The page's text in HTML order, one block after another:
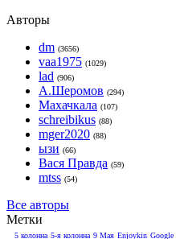
Авторы
dm (3656)
vaa1975 (1029)
lad (906)
А.Шеромов (294)
Махачкала (107)
schreibikus (88)
mger2020 (88)
ызи (66)
Вася Правда (59)
mtss (54)
Все авторы
Метки
5 колонна 5-я колонна 9 Мая Enjoykin Google